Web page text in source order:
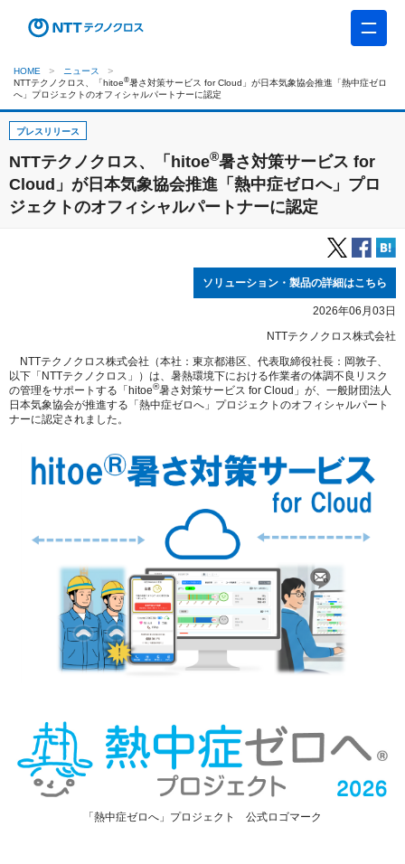
HOME
ニュース
NTTテクノクロス、「hitoe®暑さ対策サービス for Cloud」が日本気象協会推進「熱中症ゼロ
へ」プロジェクトのオフィシャルパートナーに認定
プレスリリース
NTTテクノクロス、「hitoe®暑さ対策サービス for
Cloud」が日本気象協会推進「熱中症ゼロへ」プロ
ジェクトのオフィシャルパートナーに認定
ソリューション・製品の詳細はこちら
2026年06月03日
NTTテクノクロス株式会社
NTTテクノクロス株式会社（本社：東京都港区、代表取締役社長：岡敦子、
以下「NTTテクノクロス」）は、暑熱環境下における作業者の体調不良リスク
の管理をサポートする「hitoe®暑さ対策サービス for Cloud」が、一般財団法人
日本気象協会が推進する「熱中症ゼロへ」プロジェクトのオフィシャルパート
ナーに認定されました。
「熱中症ゼロへ」プロジェクト 公式ロゴマーク